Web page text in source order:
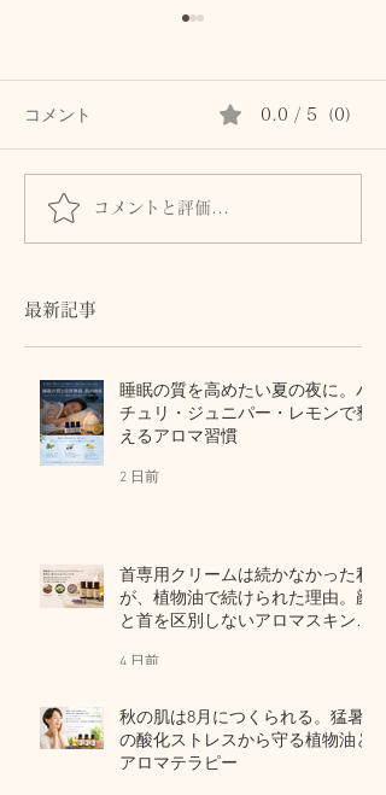
皮膚は「露出した脳」
コメント 0.0 / 5（0）
コメントと評価...
最新記事
睡眠の質を高めたい夏の夜に。パ
チュリ・ジュニパー・レモンで整
えるアロマ習慣
2 日前
首専用クリームは続かなかった私
が、植物油で続けられた理由。顔
と首を区別しないアロマスキンケ
4 日前
秋の肌は8月につくられる。猛暑
の酸化ストレスから守る植物油と
アロマテラピー